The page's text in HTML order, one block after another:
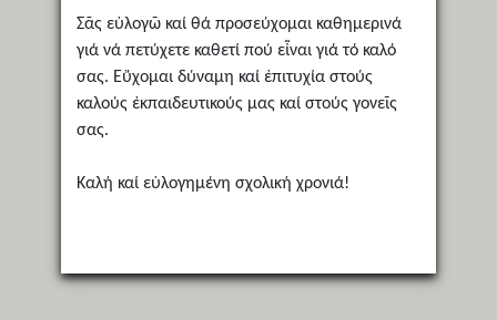
Σᾶς εὐλογῶ καί θά προσεύχομαι καθημερινά
γιά νά πετύχετε καθετί πού εἶναι γιά τό καλό
σας. Εὔχομαι δύναμη καί ἐπιτυχία στούς
καλούς ἐκπαιδευτικούς μας καί στούς γονεῖς
σας.
Καλή καί εὐλογημένη σχολική χρονιά!